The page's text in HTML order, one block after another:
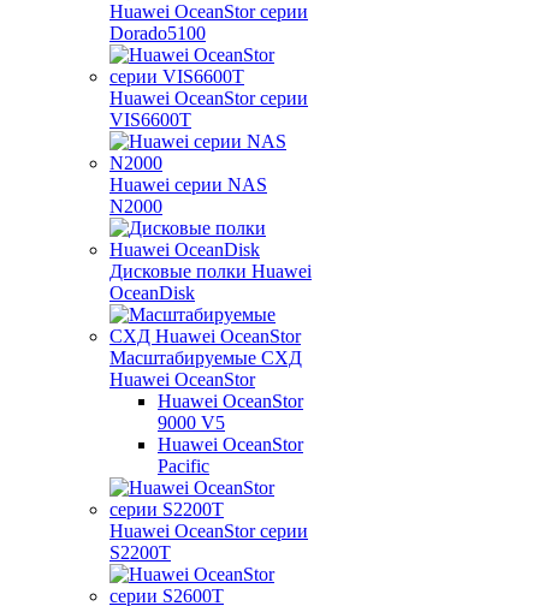
Huawei OceanStor серии
Dorado5100
Huawei OceanStor серии
VIS6600T
Huawei серии NAS
N2000
Дисковые полки Huawei
OceanDisk
Масштабируемые СХД
Huawei OceanStor
Huawei OceanStor
9000 V5
Huawei OceanStor
Pacific
Huawei OceanStor серии
S2200T